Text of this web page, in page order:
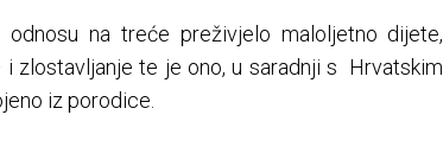
na treće preživjelo maloljetno dijete,
i zlostavljanje te je ono, u saradnji s Hrvatskim
iz porodice.